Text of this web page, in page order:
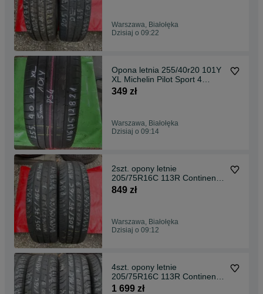
Warszawa, Białołęka
Dzisiaj o 09:22
Opona letnia 255/40r20 101Y
XL Michelin Pilot Sport 4
Warszawa
349 zł
Warszawa, Białołęka
Dzisiaj o 09:14
2szt. opony letnie
205/75R16C 113R Continental
ContiVanContact 200 {DEMO}
849 zł
Warszawa, Białołęka
Dzisiaj o 09:12
4szt. opony letnie
205/75R16C 113R Continental
ContiVanContact 200 {DEMO}
1 699 zł